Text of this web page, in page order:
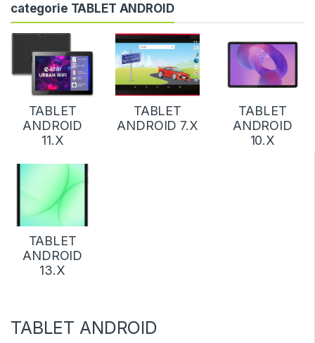
categorie TABLET ANDROID
TABLET
ANDROID
11.X
TABLET
ANDROID 7.X
TABLET
ANDROID
10.X
TABLET
ANDROID
13.X
TABLET ANDROID